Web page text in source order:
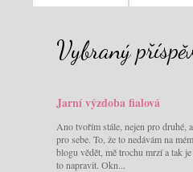
Vybraný
Jarní výzdoba fialová
Ano tvořím stále, nejen pro druhé,
pro sebe. To, že to nedávám na mém
blogu vědět, mě trochu mrzí a tak je
to napravit. Okn...